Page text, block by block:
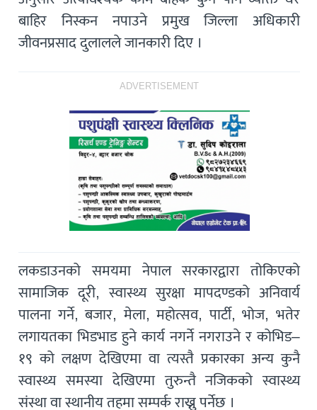
बाहिर निस्कन नपाउने प्रमुख जिल्ला अधिकारी
जीवनप्रसाद दुलालले जानकारी दिए ।
ADVERTISEMENT
लकडाउनको समयमा नेपाल सरकारद्वारा तोकिएको
सामाजिक दूरी, स्वास्थ्य सुरक्षा मापदण्डको अनिवार्य
पालना गर्ने, बजार, मेला, महोत्सव, पार्टी, भोज, भतेर
लगायतका भिडभाड हुने कार्य नगर्ने नगराउने र कोभिड–
१९ को लक्षण देखिएमा वा त्यस्तै प्रकारका अन्य कुनै
स्वास्थ्य समस्या देखिएमा तुरुन्तै नजिकको स्वास्थ्य
संस्था वा स्थानीय तहमा सम्पर्क राख्नु पर्नेछ ।